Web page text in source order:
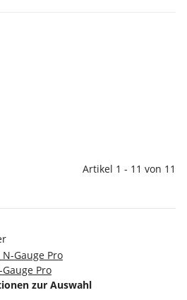
Artikel 1 - 11 von 11
Gauge Pro
zur Auswahl